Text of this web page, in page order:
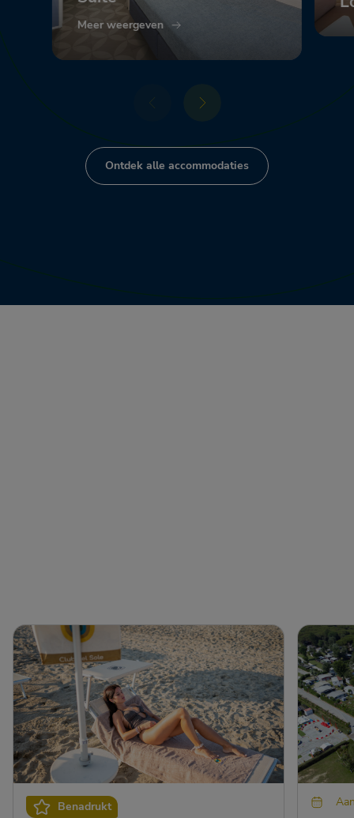
Meer weergeven
Ontdek alle accommodaties
Benadrukt